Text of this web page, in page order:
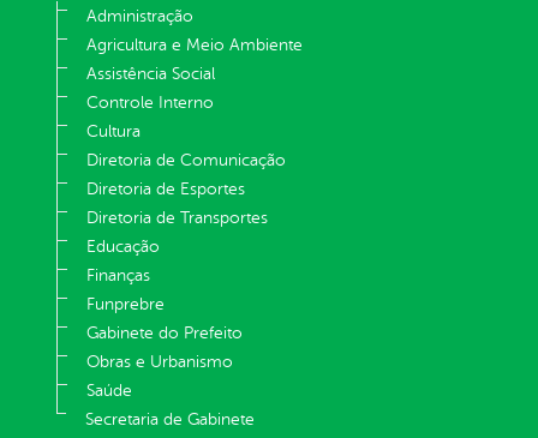
Administração
Agricultura e Meio Ambiente
Assistência Social
Controle Interno
Cultura
Diretoria de Comunicação
Diretoria de Esportes
Diretoria de Transportes
Educação
Finanças
Funprebre
Gabinete do Prefeito
Obras e Urbanismo
Saúde
Secretaria de Gabinete